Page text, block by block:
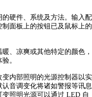
硬件、系统及方法。输入配
面板上的按钮已及鼠标上的
、凉爽或其他特定的颜色，
。
内部照明的光源控制器以实
音调变化将诸如警报等讯息
照明光源可以通过 LED 自